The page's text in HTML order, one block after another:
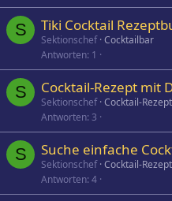
S Tiki Cocktail
Sektionschef Cocktailbar
Antworten 1
S Cocktail-Rezept mit
Sektionschef Cocktail-
Antworten 3
S Suche einfache
Sektionschef Cocktail-
Antworten 4